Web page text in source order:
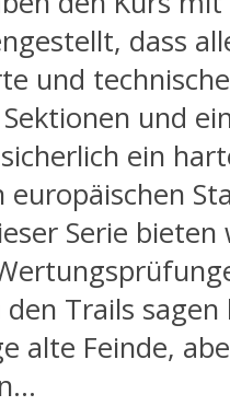
dass
und
und
ein
Serie bieten
Trails
alte Feinde,